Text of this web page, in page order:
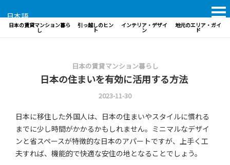
日本の賃貸マンション暮ら
し
引っ越しのヒン
ト
インテリア・デザイ
ン
地元のエリア・ガイ
ド
日本語
日本の賃貸マンション暮らし
日本の住まいを有効に活用する方法
2023-11-30
日本に移住した外国人は、日本の住まいやスタイルに慣れる
までに少し時間がかかるかもしれません。ミニマルなデザイ
ンと省スペースが特徴的な日本のアパートですが、上手く工
夫すれば、機能的で快適な安住の地となることでしょう。